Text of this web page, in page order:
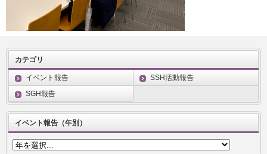
カテゴリ
イベント報告
SSH活動報告
SGH報告
イベント報告（年別）